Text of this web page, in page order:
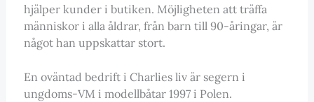
hjälper kunder i butiken. Möjligheten att träffa
människor i alla åldrar, från barn till 90-åringar, är
något han uppskattar stort.
En oväntad bedrift i Charlies liv är segern i
ungdoms-VM i modellbåtar 1997 i Polen.